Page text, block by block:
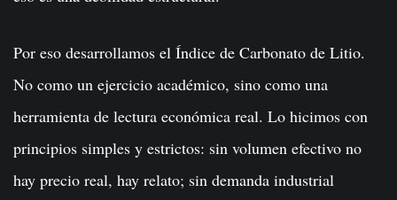
Por eso desarrollamos el Índice de Carbonato de Litio.
No como un ejercicio académico, sino como una
herramienta de lectura económica real. Lo hicimos con
principios simples y estrictos: sin volumen efectivo no
hay precio real, hay relato; sin demanda industrial